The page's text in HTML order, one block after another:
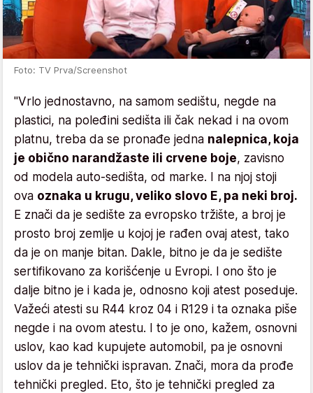
Foto: TV Prva/Screenshot
"Vrlo jednostavno, na samom sedištu, negde na
plastici, na poleđini sedišta ili čak nekad i na ovom
platnu, treba da se pronađe jedna nalepnica, koja
je obično narandžaste ili crvene boje, zavisno
od modela auto-sedišta, od marke. I na njoj stoji
ova oznaka u krugu, veliko slovo E, pa neki broj.
E znači da je sedište za evropsko tržište, a broj je
prosto broj zemlje u kojoj je rađen ovaj atest, tako
da je on manje bitan. Dakle, bitno je da je sedište
sertifikovano za korišćenje u Evropi. I ono što je
dalje bitno je i kada je, odnosno koji atest poseduje.
Važeći atesti su R44 kroz 04 i R129 i ta oznaka piše
negde i na ovom atestu. I to je ono, kažem, osnovni
uslov, kao kad kupujete automobil, pa je osnovni
uslov da je tehnički ispravan. Znači, mora da prođe
tehnički pregled. Eto, što je tehnički pregled za